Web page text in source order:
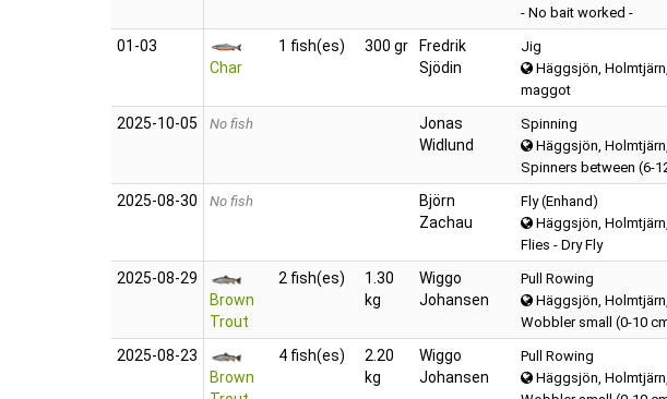
- No bait worked -
01‑03
Char
1 fish(es) 300 gr
Fredrik
Sjödin
Jig
Häggsjön,
maggot
2025‑10‑05 No fish
Jonas
Widlund
Spinning
Häggsjön,
Spinners between (6-
2025‑08‑30 No fish
Björn
Zachau
Fly (Enhand)
Häggsjön,
Flies - Dry Fly
2025‑08‑29
Brown
Trout
2 fish(es)
1.30
kg
Wiggo
Johansen
Pull Rowing
Häggsjön,
Wobbler small (0-10
2025‑08‑23
Brown
4 fish(es)
2.20
kg
Wiggo
Johansen
Pull Rowing
Häggsjön,